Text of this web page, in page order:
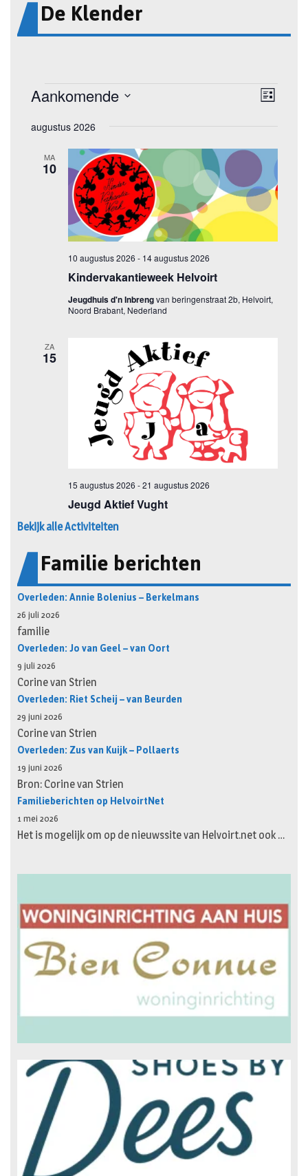
De Klender
Bekijk alle Activiteiten
Familie berichten
Overleden: Annie Bolenius – Berkelmans
26 juli 2026
familie
Overleden: Jo van Geel – van Oort
9 juli 2026
Corine van Strien
Overleden: Riet Scheij – van Beurden
29 juni 2026
Corine van Strien
Overleden: Zus van Kuijk – Pollaerts
19 juni 2026
Bron: Corine van Strien
Familieberichten op HelvoirtNet
1 mei 2026
Het is mogelijk om op de nieuwssite van Helvoirt.net ook …